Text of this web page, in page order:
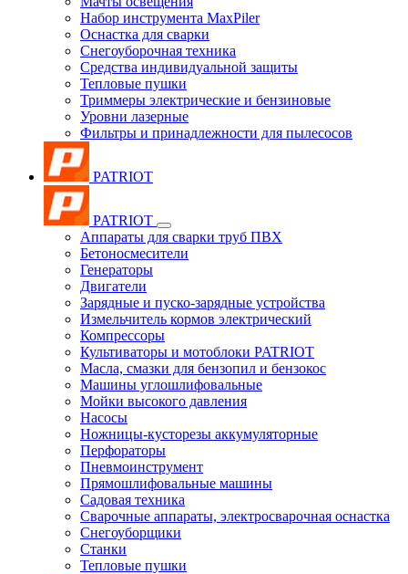
Набор инструмента MaxPiler
Оснастка для сварки
Снегоуборочная техника
Средства индивидуальной защиты
Тепловые пушки
Триммеры электрические и бензиновые
Уровни лазерные
Фильтры и принадлежности для пылесосов
PATRIOT
PATRIOT
Аппараты для сварки труб ПВХ
Бетоносмесители
Генераторы
Двигатели
Зарядные и пуско-зарядные устройства
Измельчитель кормов электрический
Компрессоры
Культиваторы и мотоблоки PATRIOT
Масла, смазки для бензопил и бензокос
Машины углошлифовальные
Мойки высокого давления
Насосы
Ножницы-кусторезы аккумуляторные
Перфораторы
Пневмоинструмент
Прямошлифовальные машины
Садовая техника
Сварочные аппараты, электросварочная оснастка
Снегоуборщики
Станки
Тепловые пушки